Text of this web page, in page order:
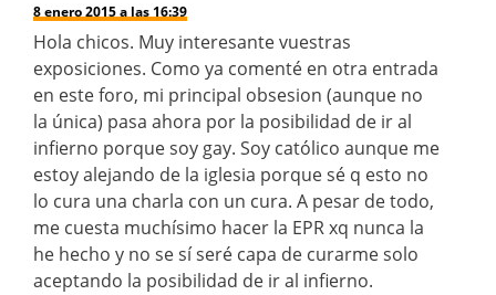
8 enero 2015 a las 16:39
Hola chicos. Muy interesante vuestras
exposiciones. Como ya comenté en otra entrada
en este foro, mi principal obsesion (aunque no
la única) pasa ahora por la posibilidad de ir al
infierno porque soy gay. Soy católico aunque me
estoy alejando de la iglesia porque sé q esto no
lo cura una charla con un cura. A pesar de todo,
me cuesta muchísimo hacer la EPR xq nunca la
he hecho y no se sí seré capa de curarme solo
aceptando la posibilidad de ir al infierno.